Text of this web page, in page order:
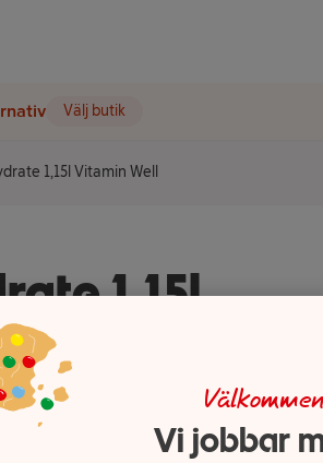
Välj butik
1,15l Vitamin Well
1,15l
Vi jobbar